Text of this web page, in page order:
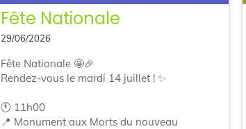
Fête Nationale
29/06/2026
Fête Nationale 🤩🎉
Rendez-vous le mardi 14 juillet ! ✨
🕚 11h00
📍 Monument aux Morts du nouveau